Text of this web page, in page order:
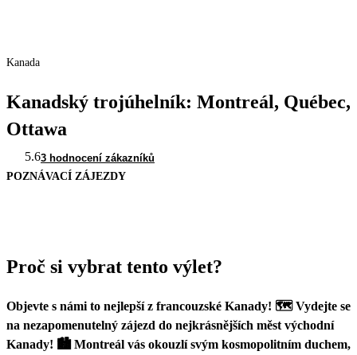
Kanada
Kanadský trojúhelník: Montreál, Québec,
Ottawa
5.63 hodnocení zákazníků
POZNÁVACÍ ZÁJEZDY
Proč si vybrat tento výlet?
Objevte s námi to nejlepší z francouzské Kanady! 🗺️ Vydejte se
na nezapomenutelný zájezd do nejkrásnějších měst východní
Kanady! 🏙️ Montreál vás okouzlí svým kosmopolitním duchem,